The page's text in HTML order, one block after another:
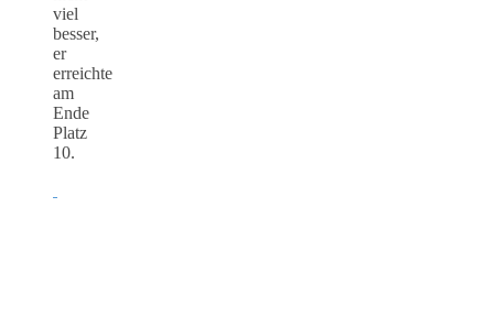
viel
besser,
er
erreichte
am
Ende
Platz
10.